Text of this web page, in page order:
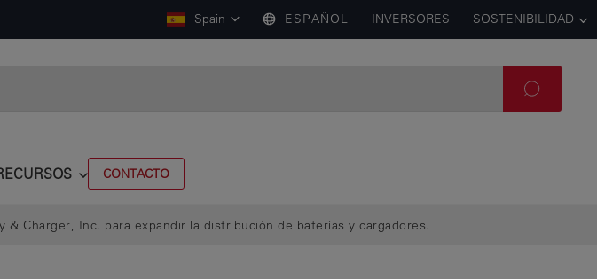
Spain ESPAÑOL INVERSORES SOSTENIBILIDAD
CONTACTO
Charger, Inc. para expandir la distribución de baterías y cargadores.